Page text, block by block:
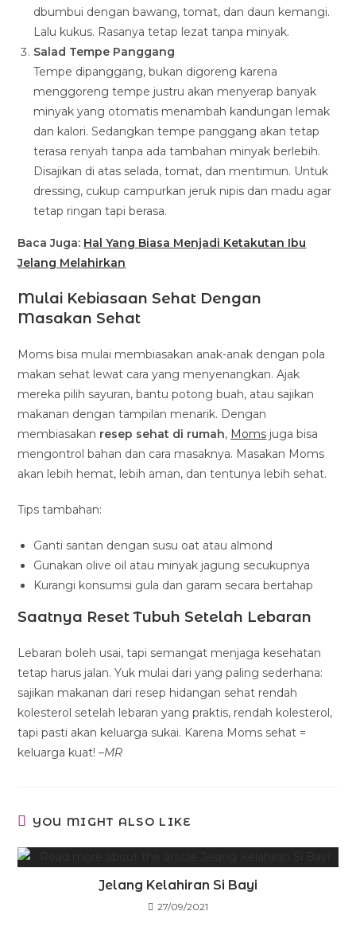
dbumbui dengan bawang, tomat, dan daun kemangi.
Lalu kukus. Rasanya tetap lezat tanpa minyak.
Salad Tempe Panggang
Tempe dipanggang, bukan digoreng karena
menggoreng tempe justru akan menyerap banyak
minyak yang otomatis menambah kandungan lemak
dan kalori. Sedangkan tempe panggang akan tetap
terasa renyah tanpa ada tambahan minyak berlebih.
Disajikan di atas selada, tomat, dan mentimun. Untuk
dressing, cukup campurkan jeruk nipis dan madu agar
tetap ringan tapi berasa.
Baca Juga: Hal Yang Biasa Menjadi Ketakutan Ibu
Jelang Melahirkan
Mulai Kebiasaan Sehat Dengan
Masakan Sehat
Moms bisa mulai membiasakan anak-anak dengan pola
makan sehat lewat cara yang menyenangkan. Ajak
mereka pilih sayuran, bantu potong buah, atau sajikan
makanan dengan tampilan menarik. Dengan
membiasakan resep sehat di rumah, Moms juga bisa
mengontrol bahan dan cara masaknya. Masakan Moms
akan lebih hemat, lebih aman, dan tentunya lebih sehat.
Tips tambahan:
Ganti santan dengan susu oat atau almond
Gunakan olive oil atau minyak jagung secukupnya
Kurangi konsumsi gula dan garam secara bertahap
Saatnya Reset Tubuh Setelah Lebaran
Lebaran boleh usai, tapi semangat menjaga kesehatan
tetap harus jalan. Yuk mulai dari yang paling sederhana:
sajikan makanan dari resep hidangan sehat rendah
kolesterol setelah lebaran yang praktis, rendah kolesterol,
tapi pasti akan keluarga sukai. Karena Moms sehat =
keluarga kuat! –MR
YOU MIGHT ALSO LIKE
Jelang Kelahiran Si Bayi
27/09/2021